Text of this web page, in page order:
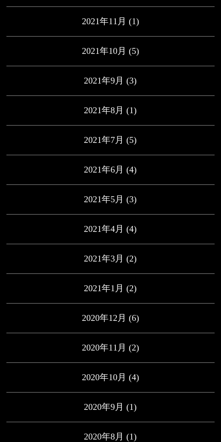
2021年11月 (1)
2021年10月 (5)
2021年9月 (3)
2021年8月 (1)
2021年7月 (5)
2021年6月 (4)
2021年5月 (3)
2021年4月 (4)
2021年3月 (2)
2021年1月 (2)
2020年12月 (6)
2020年11月 (2)
2020年10月 (4)
2020年9月 (1)
2020年8月 (1)